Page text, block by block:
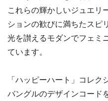
これらの輝かしいジュエリ
ションの歓びに満ちたスピ
光を讃えるモダンでフェミ
ています。
「ハッピーハート」コレ
バングルのデザインコード